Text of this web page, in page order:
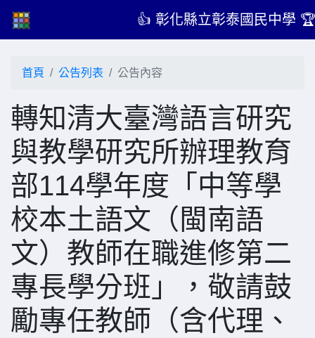
👍 彰化縣立彰泰國民中學 🏆
首頁 公告列表 公告內容
轉知清大臺灣語言研究
與教學研究所辦理教育
部114學年度「中等學
校本土語文（閩南語
文）教師在職進修第二
專長學分班」，敬請鼓
勵專任教師（含代理、